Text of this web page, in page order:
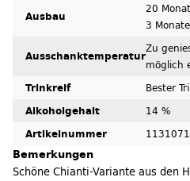
Ausbau
20
3
Ausschanktemperatur
Zu
möglich
Trinkreif
Bester
Alkoholgehalt
14 %
Artikelnummer
Bemerkungen
Schöne Chianti-Variante aus den